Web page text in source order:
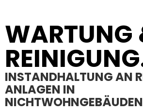
WARTUNG
INSTANDHALTUNG AN
ANLAGEN IN
NICHTWOHNGEBÄUDEN